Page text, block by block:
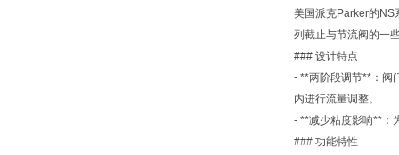
美国派克Parker的NS
列截止与节流阀的一
### 设计特点
- **两阶段调节**：阀
内进行流量调整。
- **减少粘度影响**：
### 功能特性